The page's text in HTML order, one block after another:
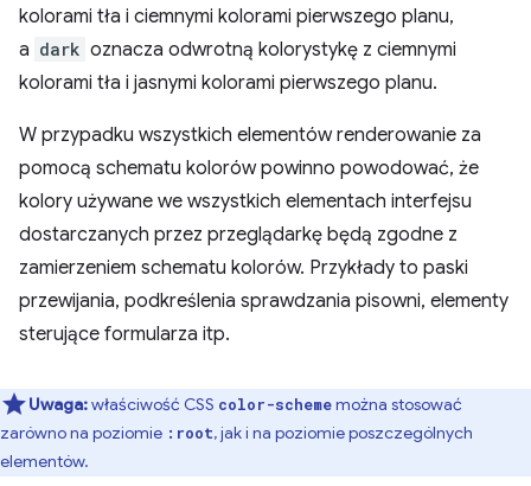
kolorami tła i ciemnymi kolorami pierwszego planu,
a dark oznacza odwrotną kolorystykę z ciemnymi
kolorami tła i jasnymi kolorami pierwszego planu.
W przypadku wszystkich elementów renderowanie za
pomocą schematu kolorów powinno powodować, że
kolory używane we wszystkich elementach interfejsu
dostarczanych przez przeglądarkę będą zgodne z
zamierzeniem schematu kolorów. Przykłady to paski
przewijania, podkreślenia sprawdzania pisowni, elementy
sterujące formularza itp.
Uwaga:właściwość CSS color-schememożna stosować
zarówno na poziomie :root, jak i na poziomie poszczególnych
elementów.